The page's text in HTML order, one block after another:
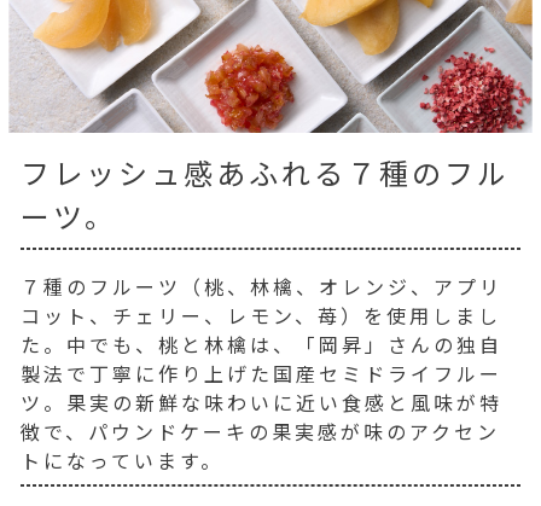
フレッシュ感あふれる７種のフル
ーツ。
７種のフルーツ（桃、林檎、オレンジ、アプリ
コット、チェリー、レモン、苺）を使用しまし
た。中でも、桃と林檎は、「岡昇」さんの独自
製法で丁寧に作り上げた国産セミドライフルー
ツ。果実の新鮮な味わいに近い食感と風味が特
徴で、パウンドケーキの果実感が味のアクセン
トになっています。